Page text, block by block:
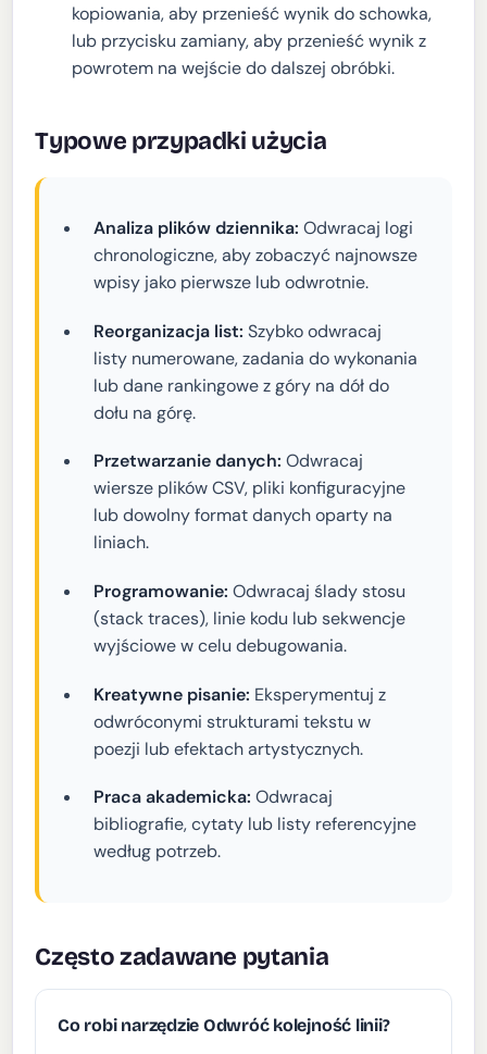
kopiowania, aby przenieść wynik do schowka,
lub przycisku zamiany, aby przenieść wynik z
powrotem na wejście do dalszej obróbki.
Typowe przypadki użycia
Analiza plików dziennika: Odwracaj logi
chronologiczne, aby zobaczyć najnowsze
wpisy jako pierwsze lub odwrotnie.
Reorganizacja list: Szybko odwracaj
listy numerowane, zadania do wykonania
lub dane rankingowe z góry na dół do
dołu na górę.
Przetwarzanie danych: Odwracaj
wiersze plików CSV, pliki konfiguracyjne
lub dowolny format danych oparty na
liniach.
Programowanie: Odwracaj ślady stosu
(stack traces), linie kodu lub sekwencje
wyjściowe w celu debugowania.
Kreatywne pisanie: Eksperymentuj z
odwróconymi strukturami tekstu w
poezji lub efektach artystycznych.
Praca akademicka: Odwracaj
bibliografie, cytaty lub listy referencyjne
według potrzeb.
Często zadawane pytania
Co robi narzędzie Odwróć kolejność linii?